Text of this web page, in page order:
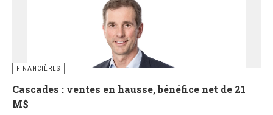
FINANCIÈRES
Cascades : ventes en hausse, bénéfice net de 21
M$